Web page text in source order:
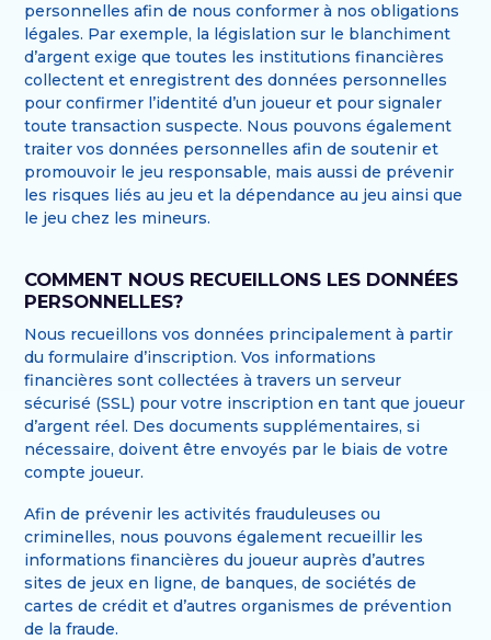
personnelles afin de nous conformer à nos obligations
légales. Par exemple, la législation sur le blanchiment
d’argent exige que toutes les institutions financières
collectent et enregistrent des données personnelles
pour confirmer l’identité d’un joueur et pour signaler
toute transaction suspecte. Nous pouvons également
traiter vos données personnelles afin de soutenir et
promouvoir le jeu responsable, mais aussi de prévenir
les risques liés au jeu et la dépendance au jeu ainsi que
le jeu chez les mineurs.
COMMENT NOUS RECUEILLONS LES DONNÉES
PERSONNELLES?
Nous recueillons vos données principalement à partir
du formulaire d’inscription. Vos informations
financières sont collectées à travers un serveur
sécurisé (SSL) pour votre inscription en tant que joueur
d’argent réel. Des documents supplémentaires, si
nécessaire, doivent être envoyés par le biais de votre
compte joueur.
Afin de prévenir les activités frauduleuses ou
criminelles, nous pouvons également recueillir les
informations financières du joueur auprès d’autres
sites de jeux en ligne, de banques, de sociétés de
cartes de crédit et d’autres organismes de prévention
de la fraude.